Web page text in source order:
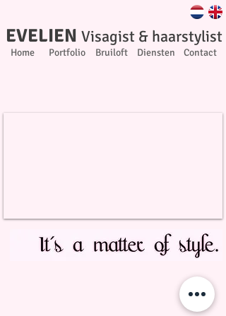
EVELIEN Visagist & haarstylist
Home Portfolio Diensten Contact
Bruiloft